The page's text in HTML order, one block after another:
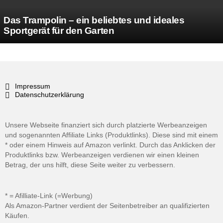
Das Trampolin – ein beliebtes und ideales
Sportgerät für den Garten
Impressum
Datenschutzerklärung
Unsere Webseite finanziert sich durch platzierte Werbeanzeigen
und sogenannten Affiliate Links (Produktlinks). Diese sind mit einem
* oder einem Hinweis auf Amazon verlinkt. Durch das Anklicken der
Produktlinks bzw. Werbeanzeigen verdienen wir einen kleinen
Betrag, der uns hilft, diese Seite weiter zu verbessern.
* = Afilliate-Link (=Werbung)
Als Amazon-Partner verdient der Seitenbetreiber an qualifizierten
Käufen.